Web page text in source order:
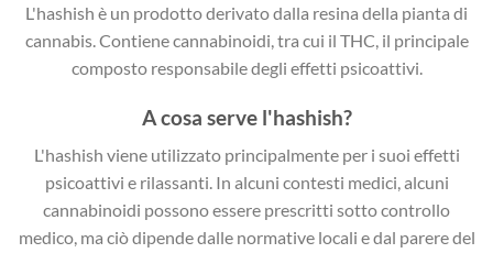
L'hashish è un prodotto derivato dalla resina della pianta di
cannabis. Contiene cannabinoidi, tra cui il THC, il principale
composto responsabile degli effetti psicoattivi.
A cosa serve l'hashish?
L'hashish viene utilizzato principalmente per i suoi effetti
psicoattivi e rilassanti. In alcuni contesti medici, alcuni
cannabinoidi possono essere prescritti sotto controllo
medico, ma ciò dipende dalle normative locali e dal parere del